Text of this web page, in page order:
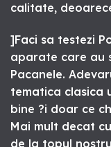
calitate,
]Faci sa testezi
aparate care au
Pacanele.
tematica clasica
bine ?i doar ce
Mai mult decat
de la topul